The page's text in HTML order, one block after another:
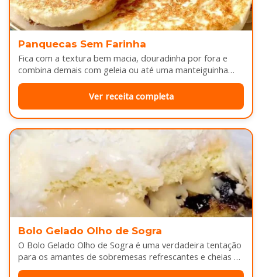
Panquecas Sem Farinha
Fica com a textura bem macia, douradinha por fora e
combina demais com geleia ou até uma manteiguinha
derretendo por cima...
Ver receita completa
Bolo Gelado Olho de Sogra
O Bolo Gelado Olho de Sogra é uma verdadeira tentação
para os amantes de sobremesas refrescantes e cheias de
sabor...